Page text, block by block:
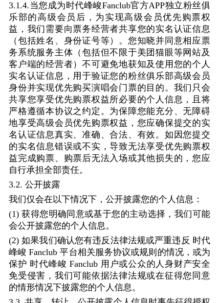
3.1.4.当您成为时代峰峻Fanclub官方APP独立粉丝俱
乐部的高级会员 后，为实现高级会员优先购票权
益，我们需要向票务经营者共享您的实名认证信息
（包括姓名、身份证号等）。您知晓并同意相应票
务系统服务主体（包括但不限于美团猫眼等网站及
客户端的经营者）不可避免地获知及使用您的个人
实名认证信息，用于验证您的粉丝俱乐部高级会员
身份并实现优先购买演唱会门票的目的。我们只会
共享您享受优先购票权益所必要的个人信息，且将
严格遵循本协议之约定。 为保障您能充分、无障碍
地享受高级会员优先购票权益，您应确保提交的实
名认证信息真实、准确、合法、有效。如因您提交
的实名信息错误或不实，导致无法享受优先购票权
益完成购票、购票后无法入场或其他损失的，您应
自行承担全部责任。
3.2. 公开披露
我们仅会在以下情况下，公开披露您的个人信息：
(1)获得您明确同意或基于您的主动选择，我们可能
会公开披露您的个人信息。
(2)如果我们确认您有违反法律法规或严重违反 时代
峰峻 Fanclub 平台相关服务协议或规则的情况，或为
保护 时代峰峻 Fanclub 用户或公众的人身财产安全
免受侵害，我们可能依据法律法规或在征得您同意
的情形情况下披露您的个人信息。